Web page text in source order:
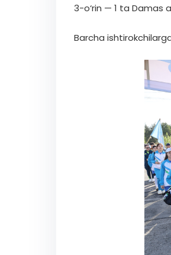
3-o‘rin — 1 ta Damas
Barcha